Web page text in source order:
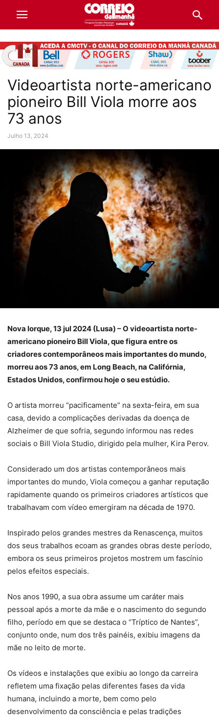
Videoartista norte-americano
pioneiro Bill Viola morre aos
73 anos
Julho 13, 2024
Nova Iorque, 13 jul 2024 (Lusa) – O videoartista norte-
americano pioneiro Bill Viola, que figura entre os
criadores contemporâneos mais importantes do mundo,
morreu aos 73 anos, em Long Beach, na Califórnia,
Estados Unidos, confirmou hoje o seu estúdio.
O artista morreu “pacificamente” na sexta-feira, em sua
casa, devido a complicações derivadas da doença de
Alzheimer de que sofria, segundo informou nas redes
sociais o Bill Viola Studio, dirigido pela mulher, Kira Perov.
Considerado um dos artistas contemporâneos mais
importantes do mundo, Viola começou a ganhar reputação
rapidamente quando os primeiros criadores artísticos que
trabalhavam com vídeo emergiram na década de 1970.
Inspirado pelos grandes mestres da Renascença, muitos
dos seus trabalhos ecoam as grandes obras deste período,
embora os seus primeiros projetos mostrem um fascínio
pelos efeitos especiais.
Nos anos 1990, a sua obra assume um caráter mais
pessoal após a morte da mãe e o nascimento do segundo
filho, período em que se destaca o “Tríptico de Nantes”,
conjunto onde, num dos três painéis, exibiu imagens da
mãe no leito de morte.
Os vídeos e instalações que exibiu ao longo da carreira
refletem uma fixação pelas diferentes fases da vida
humana, incluindo a morte, bem como pelo
desenvolvimento da consciência e pelas tradições